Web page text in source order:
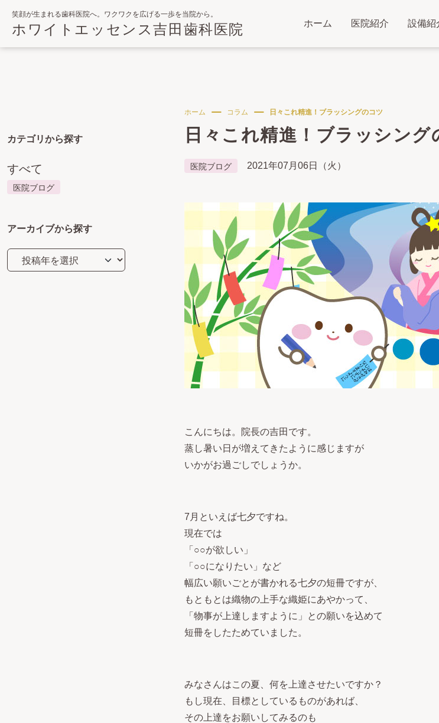
笑顔が生まれる歯科医院へ。ワクワクを広げる一歩を当院から。
ホワイトエッセンス吉田歯科医院 ホーム 医院紹介 設備紹
ホーム コラム 日々これ精進！ブラッシングのコツ
日々これ精進！ブラッシング
医院ブログ 2021年07月06日（火）
こんにちは。院長の吉田です。
蒸し暑い日が増えてきたように感じますが
いかがお過ごしでしょうか。
7月といえば七夕ですね。
現在では
「○○が欲しい」
「○○になりたい」など
幅広い願いごとが書かれる七夕の短冊ですが、
もともとは織物の上手な織姫にあやかって、
「物事が上達しますように」との願いを込めて
短冊をしたためていました。
みなさんはこの夏、何を上達させたいですか？
もし現在、目標としているものがあれば、
その上達をお願いしてみるのも
カテゴリから探す
すべて
医院ブログ
アーカイブから探す